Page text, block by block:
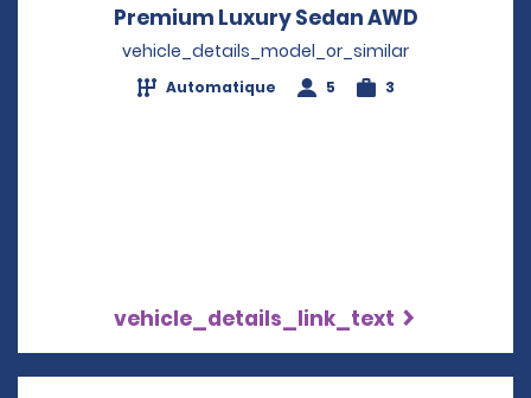
Premium Luxury Sedan AWD
vehicle_details_model_or_similar
Automatique 5 3
vehicle_details_link_text